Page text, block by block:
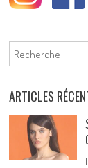
Rechercher
ARTICLES